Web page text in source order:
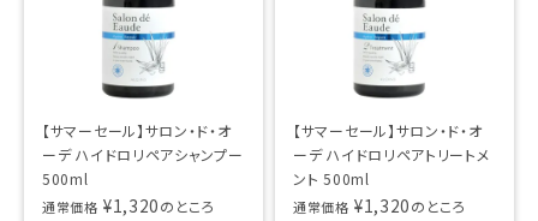
【サマーセール】サロン・ド・オ
ーデ ハイドロリペアシャンプー
500ml
通常価格 ¥1,320のところ
【サマーセール】サロン・ド・オ
ーデ ハイドロリペアトリートメ
ント 500ml
通常価格 ¥1,320のところ